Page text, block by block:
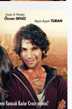
Çarşamba Karısı